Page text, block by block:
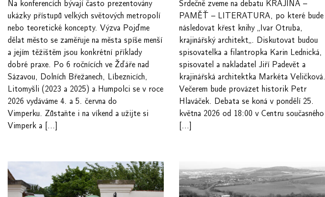
Na konferencích bývají často prezentovány
ukázky přístupů velkých světových metropolí
nebo teoretické koncepty. Výzva Pojďme
dělat město se zaměřuje na města spíše menší
a jejím těžištěm jsou konkrétní příklady
dobré praxe. Po 6 ročnících ve Žďáře nad
Sázavou, Dolních Břežanech, Líbeznicích,
Litomyšli (2023 a 2025) a Humpolci se v roce
2026 vydáváme 4. a 5. června do
Vimperku. Zůstaňte i na víkend a užijte si
Vimperk a […]
Srdečně zveme na debatu KRAJINA –
PAMĚŤ – LITERATURA, po které bude
následovat křest knihy „Ivar Otruba,
krajinářský architekt„. Diskutovat budou
spisovatelka a filantropka Karin Lednická,
spisovatel a nakladatel Jiří Padevět a
krajinářská architektka Markéta Veličková.
Večerem bude provázet historik Petr
Hlaváček. Debata se koná v pondělí 25.
května 2026 od 18:00 v Centru současného
[…]